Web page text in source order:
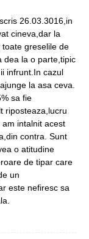
26.03.3016,in
cineva,dar la
toate greselile de
dea la o parte,tipic
infrunt.In cazul
la asa ceva.
sa fie
riposteaza,lucru
intalnit acest
contra. Sunt
o atitudine
de tipar care
un
este nefiresc sa